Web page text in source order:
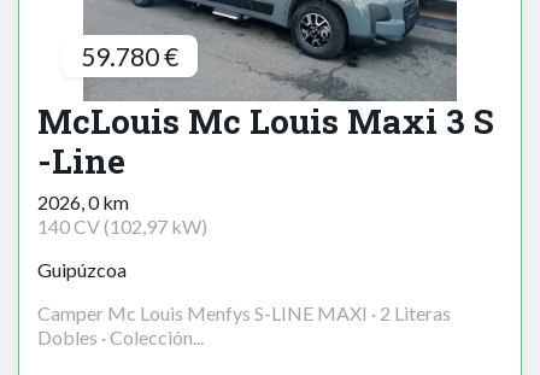
59.780 €
McLouis Mc Louis Maxi 3 S
-Line
2026, 0 km
140 CV (102,97 kW)
Guipúzcoa
Camper Mc Louis Menfys S-LINE MAXI · 2 Literas
Dobles · Colección...